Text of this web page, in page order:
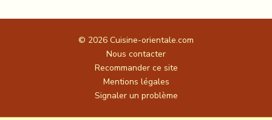
© 2026 Cuisine-orientale.com
Nous contacter
Recommander ce site
Mentions légales
Signaler un problème